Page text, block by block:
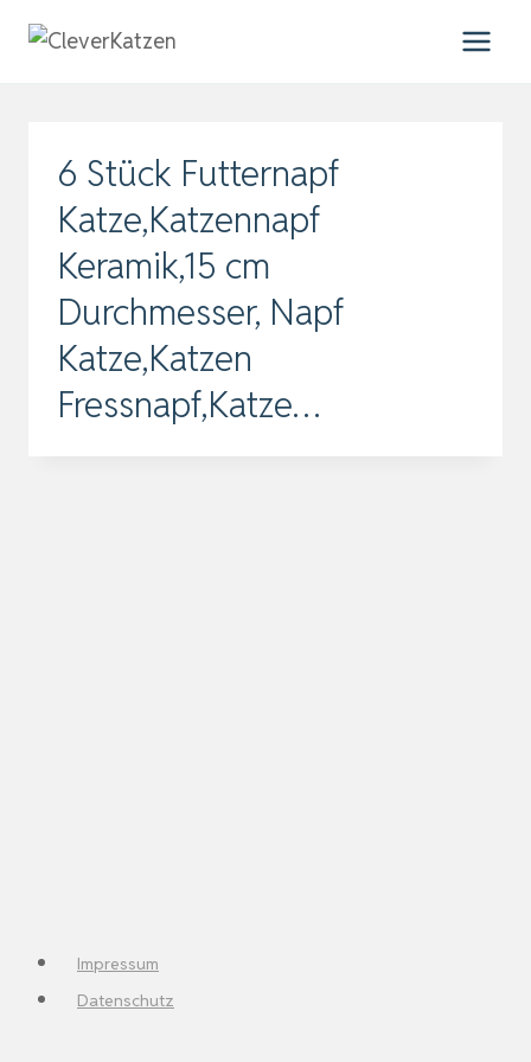
Inhalt
6 Stück Futternapf
Katze,Katzennapf
Keramik,15 cm
Durchmesser, Napf
Katze,Katzen
Fressnapf,Katze…
Impressum
Datenschutz